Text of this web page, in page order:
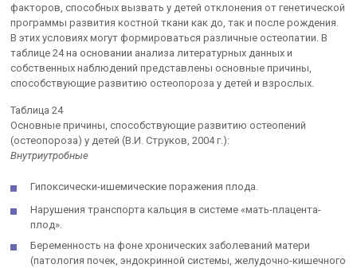
факторов, способных вызвать у детей отклонения от генетической
программы развития костной ткани как до, так и после рождения.
В этих условиях могут формироваться различные остеопатии. В
таблице 24 на основании анализа литературных данных и
собственных наблюдений представлены основные причины,
способствующие развитию остеопороза у детей и взрослых.
Таблица 24
Основные причины, способствующие развитию остеопений
(остеопороза) у детей (В.И. Струков, 2004 г.):
Внутриутробные
Гипоксически-ишемические поражения плода.
Нарушения транспорта кальция в системе «мать-плацента-
плод».
Беременность на фоне хронических заболеваний матери
(патология почек, эндокринной системы, желудочно-кишечного